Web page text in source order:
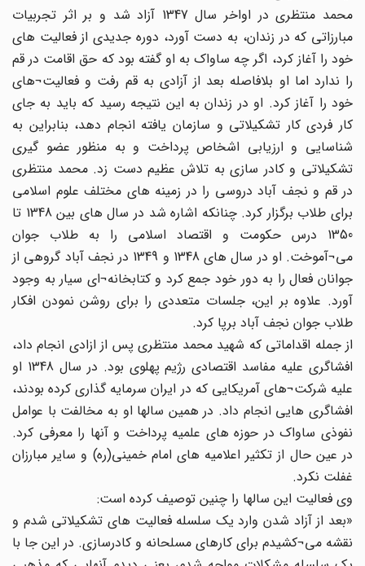
محمد منتظری در اواخر سال 1347 آزاد شد و بر اثر تجربیات
مبارزاتی که در زندان، به دست آورد، دوره جدیدی از فعالیت های
خود را آغاز کرد، اگر چه ساواک به او گفته بود که حق اقامت در قم
را ندارد اما او بلافاصله بعد از آزادی به قم رفت و فعالیت¬های
خود را آغاز کرد. او در زندان به این نتیجه رسید که باید به جای
کار فردی کار تشکیلاتی و سازمان یافته انجام دهد، بنابراین به
شناسایی و ارزیابی اشخاص پرداخت و به منظور عضو گیری
تشکیلاتی و کادر سازی به تلاش عظیم دست زد. محمد منتظری
در قم و نجف آباد دروسی را در زمینه های مختلف علوم اسلامی
برای طلاب برگزار کرد. چنانکه اشاره شد در سال های بین 1348 تا
1350 درس حکومت و اقتصاد اسلامی را به طلاب جوان
می¬آموخت. او در سال های 1348 و 1349 در نجف آباد گروهی از
جوانان فعال را به دور خود جمع کرد و کتابخانه¬ای سیار به وجود
آورد. علاوه بر این، جلسات متعددی را برای روشن نمودن افکار
طلاب جوان نجف آباد برپا کرد.
از جمله اقداماتی که شهید محمد منتظری پس از ازادی انجام داد،
افشاگری علیه مفاسد اقتصادی رژیم پهلوی بود. در سال 1348 او
علیه شرکت¬های آمریکایی که در ایران سرمایه گذاری کرده بودند،
افشاگری هایی انجام داد. در همین سالها او به مخالفت با عوامل
نفوذی ساواک در حوزه های علمیه پرداخت و آنها را معرفی کرد.
در عین حال از تکثیر اعلامیه های امام خمینی(ره) و سایر مبارزان
غفلت نکرد.
وی فعالیت این سالها را چنین توصیف کرده است:
«بعد از آزاد شدن وارد یک سلسله فعالیت های تشکیلاتی شدم و
نقشه می¬کشیدم برای کارهای مسلحانه و کادرسازی. در این جا با